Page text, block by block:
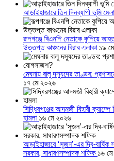
আড়াইহাজারে তিন দিনব্যাপী ভূমি
রূপগঞ্জে বিএনপি নেতাকে কুপিয়ে
উত্তপ্ত কাঞ্চনের বিরাব এলাকা ১৯
মেঘনায় বালু দস্যুদের তাণ্ডব:
১৭ মে ২০২৬
সিদ্ধিরগঞ্জের আদমজী বিহারী
হামলা ১৬ মে ২০২৬
আড়াইহাজারে ‘সুজন’-এর দ্বি-বার্ষিক
সরকার, সাধারণসম্পাদক শফিক ১৬